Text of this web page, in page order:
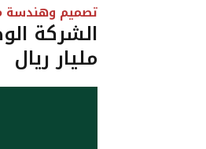
تصميم وهندسة
الشركة
مليار ريال